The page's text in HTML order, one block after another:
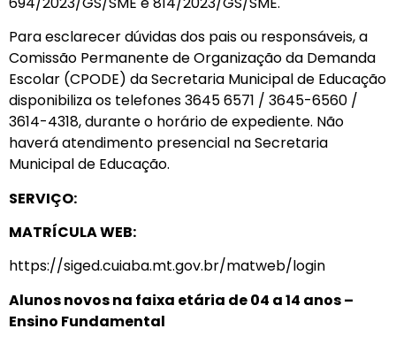
Para esclarecer dúvidas dos pais ou responsáveis, a
Comissão Permanente de Organização da Demanda
Escolar (CPODE) da Secretaria Municipal de Educação
disponibiliza os telefones 3645 6571 / 3645-6560 /
3614-4318, durante o horário de expediente. Não
haverá atendimento presencial na Secretaria
Municipal de Educação.
SERVIÇO:
MATRÍCULA WEB:
https://siged.cuiaba.mt.gov.br/matweb/login
Alunos novos na faixa etária de 04 a 14 anos –
Ensino Fundamental